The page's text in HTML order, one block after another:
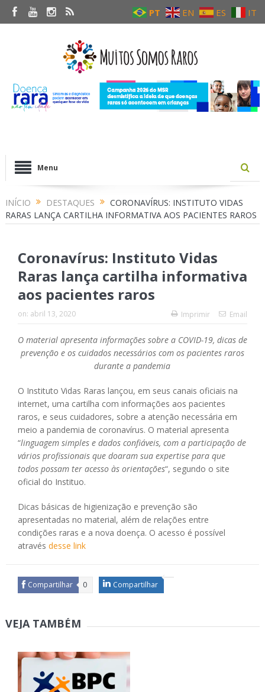
PT EN ES IT
Menu
INÍCIO DESTAQUES
CORONAVÍRUS: INSTITUTO VIDAS
RARAS LANÇA CARTILHA INFORMATIVA AOS PACIENTES RAROS
Coronavírus: Instituto Vidas
Raras lança cartilha informativa
aos pacientes raros
on: abril 13, 2020 Imprimir Email
O material apresenta informações sobre a COVID-19, dicas de
prevenção e os cuidados necessários com os pacientes raros
durante a pandemia
O Instituto Vidas Raras lançou, em seus canais oficiais na
internet, uma cartilha com informações aos pacientes
raros, e seus cuidadores, sobre a atenção necessária em
meio a pandemia de coronavírus. O material apresenta
“linguagem simples e dados confiáveis, com a participação de
vários profissionais que doaram sua expertise para que
todos possam ter acesso às orientações“, segundo o site
oficial do Instituo.
Dicas básicas de higienização e prevenção são
apresentadas no material, além de relações entre
condições raras e a nova doença. O acesso é possível
através desse link
Compartilhar 0 Compartilhar
VEJA TAMBÉM